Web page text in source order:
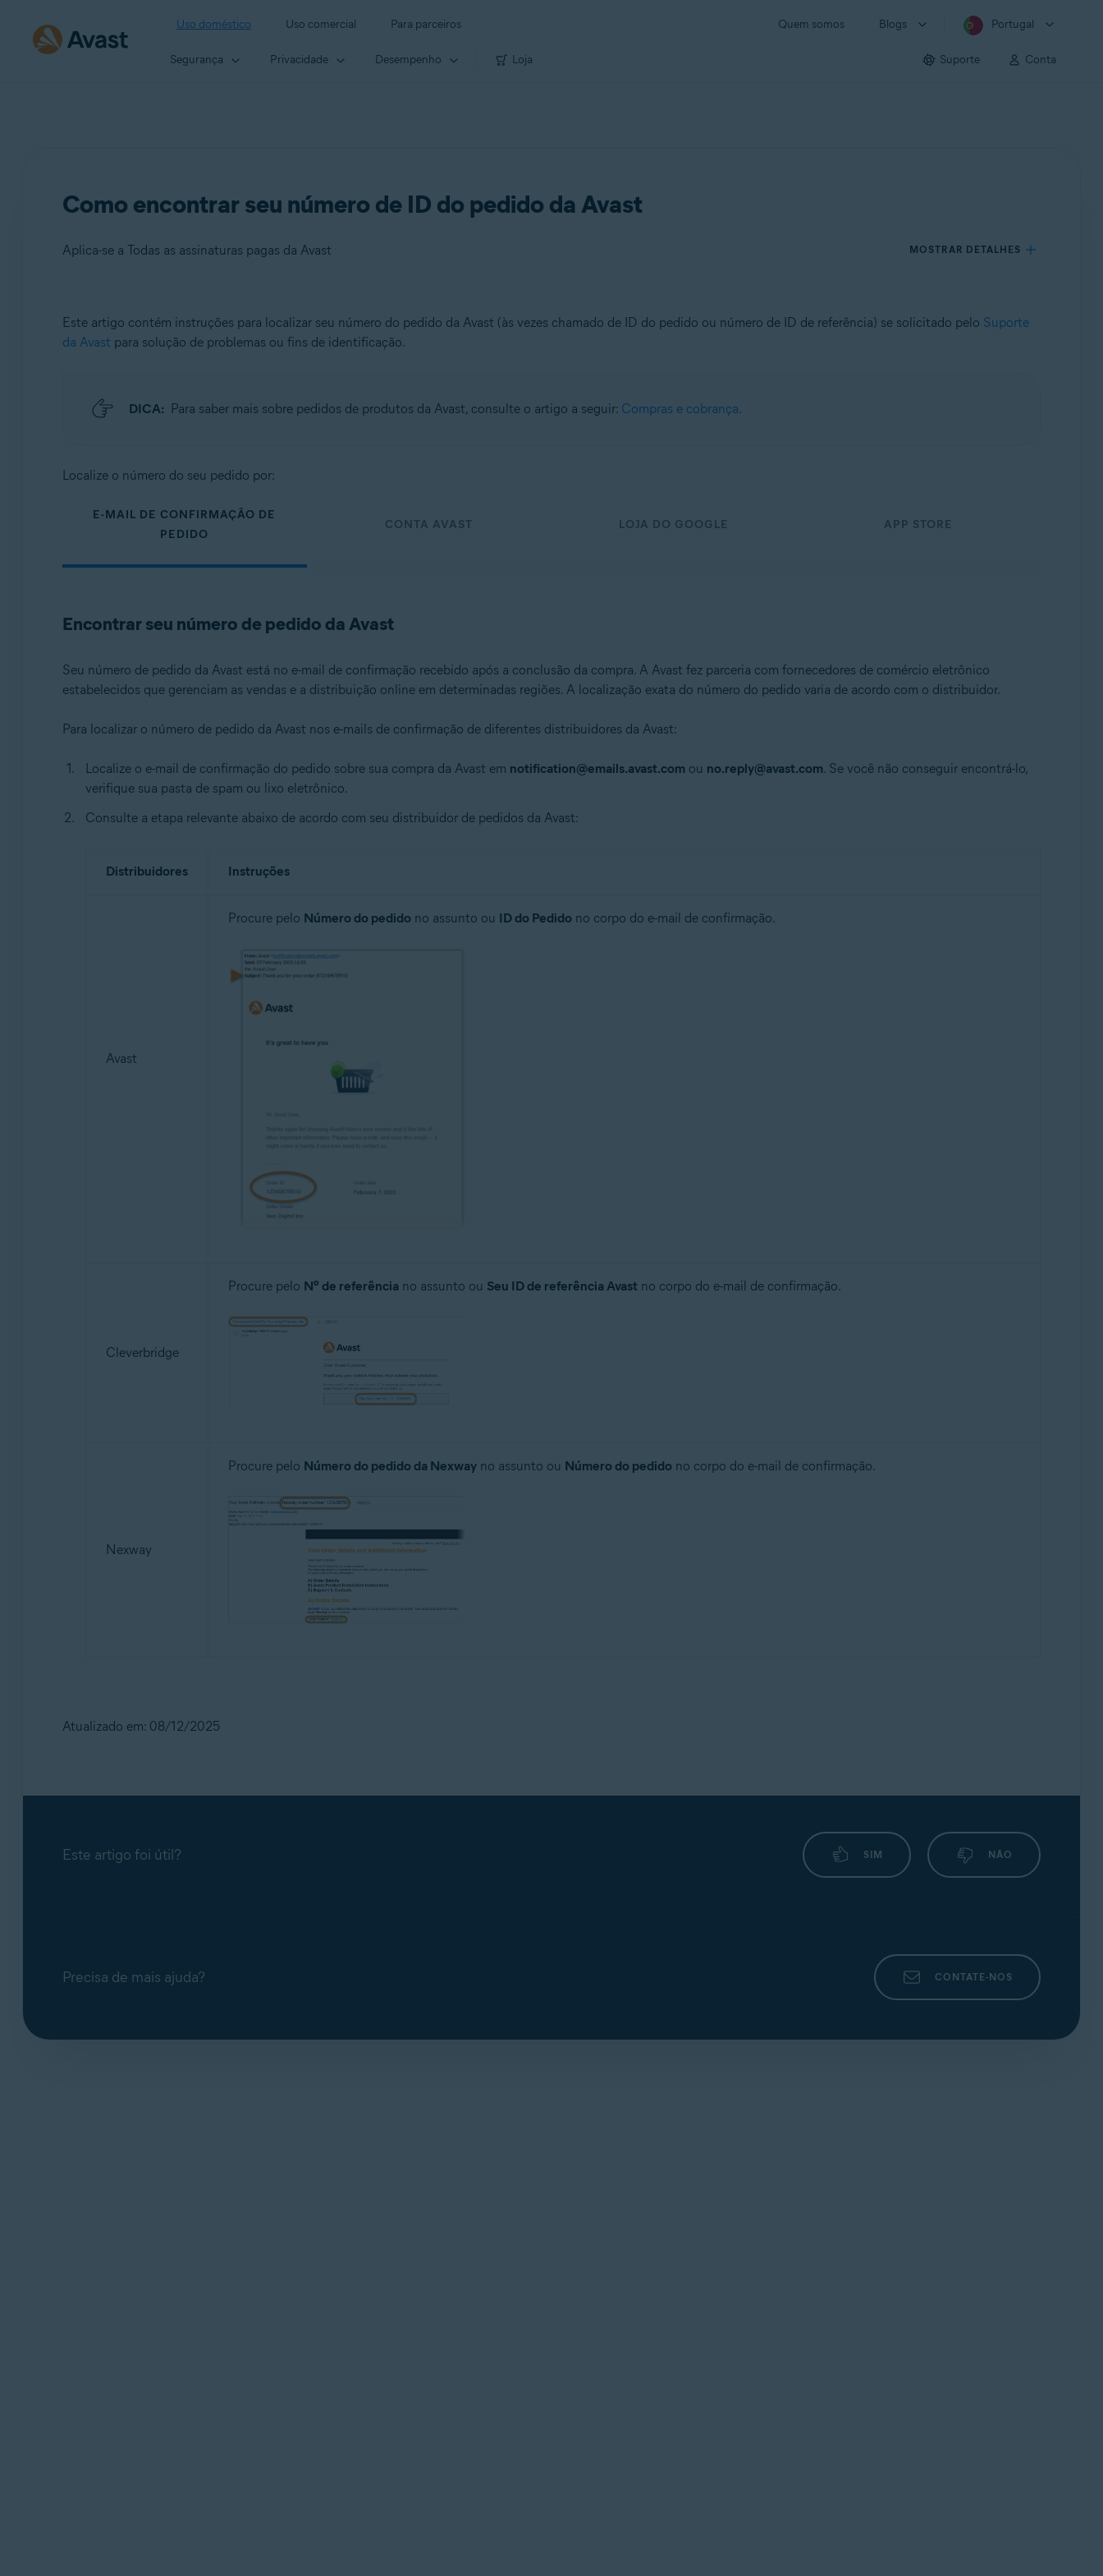
Uso doméstico Uso comercial Para parceiros Quem somos Blogs Portugal
Segurança Privacidade Desempenho Loja Suporte Conta
Como encontrar seu número de ID do pedido da Avast
Aplica-se a Todas as assinaturas pagas da Avast MOSTRAR DETALHES
Produtos:
Todas as assinaturas pagas da Avast
Todos os sistemas operacionais compatíveis
Este artigo contém instruções para localizar seu número do pedido da Avast (às vezes chamado de ID do pedido ou número de ID de referência) se solicitado pelo Suporte
da Avast para solução de problemas ou fins de identificação.
DICA: Para saber mais sobre pedidos de produtos da Avast, consulte o artigo a seguir: Compras e cobrança.
Localize o número do seu pedido por:
E-MAIL DE CONFIRMAÇÃO DE
PEDIDO
CONTA AVAST LOJA DO GOOGLE APP STORE
Encontrar seu número de pedido da Avast
Seu número de pedido da Avast está no e-mail de confirmação recebido após a conclusão da compra. A Avast fez parceria com fornecedores de comércio eletrônico
estabelecidos que gerenciam as vendas e a distribuição online em determinadas regiões. A localização exata do número do pedido varia de acordo com o distribuidor.
Para localizar o número de pedido da Avast nos e-mails de confirmação de diferentes distribuidores da Avast:
Localize o e-mail de confirmação do pedido sobre sua compra da Avast em notification@emails.avast.com ou no.reply@avast.com. Se você não conseguir encontrá-lo,
verifique sua pasta de spam ou lixo eletrônico.
Consulte a etapa relevante abaixo de acordo com seu distribuidor de pedidos da Avast:
Distribuidores Instruções
Avast
Procure pelo Número do pedido no assunto ou ID do Pedido no corpo do e-mail de confirmação.
Cleverbridge
Procure pelo Nº de referênciano assunto ou Seu ID de referência Avast no corpo do e-mail de confirmação.
Nexway
Procure pelo Número do pedido da Nexwayno assunto ou Número do pedido no corpo do e-mail de confirmação.
Atualizado em: 08/12/2025
Este artigo foi útil? SIM NÃO
Precisa de mais ajuda? CONTATE-NOS